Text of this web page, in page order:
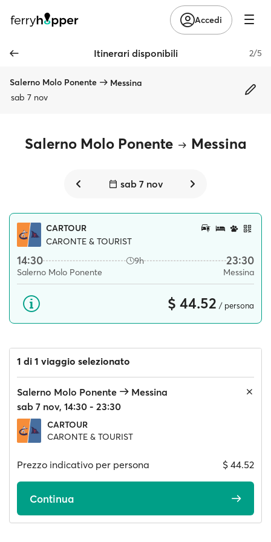
Accedi
Itinerari disponibili 2/5
Salerno Molo Ponente
Messina
sab 7 nov
Salerno Molo Ponente Messina
sab 7 nov
CARTOUR
CARONTE & TOURIST
14:30 9h 23:30
Salerno Molo Ponente Messina
$ 44.52 / persona
1 di 1 viaggio selezionato
Salerno Molo Ponente
Messina
sab 7 nov, 14:30 - 23:30
CARTOUR
CARONTE & TOURIST
Prezzo indicativo per persona $ 44.52
Continua